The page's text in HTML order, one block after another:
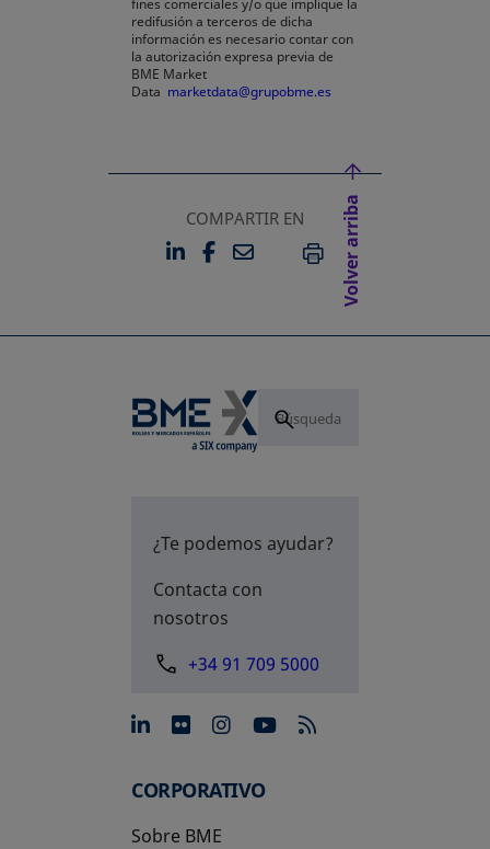
fines comerciales y/o que implique la
redifusión a terceros de dicha
información es necesario contar con
la autorización expresa previa de
BME Market
Data marketdata@grupobme.es
COMPARTIR EN
LINKEDIN
SE ABRE EN UNA PESTAÑA
FACEBOOK
SE ABRE EN UNA
EMAILIMPRIMIR
Volver arriba
¿Te podemos ayudar?
Contacta con
nosotros
+34 91 709 5000
se abre en una pestaña
se abre en una pestaña
se abre en una
se abre en una
CORPORATIVO
Sobre BME